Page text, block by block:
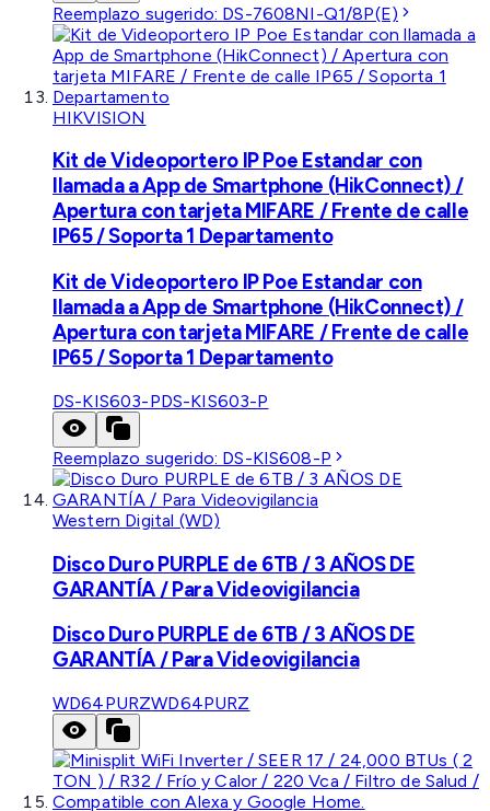
Reemplazo sugerido: DS-7608NI-Q1/8P(E)
HIKVISION
Kit de Videoportero IP Poe Estandar con
llamada a App de Smartphone (HikConnect) /
Apertura con tarjeta MIFARE / Frente de calle
IP65 / Soporta 1 Departamento
Kit de Videoportero IP Poe Estandar con
llamada a App de Smartphone (HikConnect) /
Apertura con tarjeta MIFARE / Frente de calle
IP65 / Soporta 1 Departamento
DS-KIS603-PDS-KIS603-P
Reemplazo sugerido: DS-KIS608-P
Western Digital (WD)
Disco Duro PURPLE de 6TB / 3 AÑOS DE
GARANTÍA / Para Videovigilancia
Disco Duro PURPLE de 6TB / 3 AÑOS DE
GARANTÍA / Para Videovigilancia
WD64PURZWD64PURZ